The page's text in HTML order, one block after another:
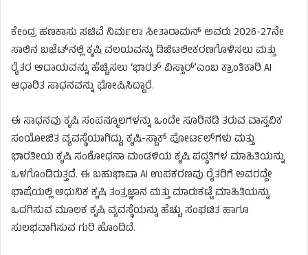
ಕೇಂದ್ರ ಹಣಕಾಸು ಸಚಿವೆ ನಿರ್ಮಲಾ ಸೀತಾರಾಮನ್ ಅವರು 2026-27ನೇ
ಸಾಲಿನ ಬಜೆಟ್‌ನಲ್ಲಿ ಕೃಷಿ ವಲಯವನ್ನು ಡಿಜಿಟಲೀಕರಣಗೊಳಿಸಲು ಮತ್ತು
ರೈತರ ಆದಾಯವನ್ನು ಹೆಚ್ಚಿಸಲು ‘ಭಾರತ್ ವಿಸ್ತಾರ್’ಎಂಬ ಕ್ರಾಂತಿಕಾರಿ AI
ಆಧಾರಿತ ಸಾಧನವನ್ನು ಘೋಷಿಸಿದ್ದಾರೆ.
ಈ ಸಾಧನವು ಕೃಷಿ ಸಂಪನ್ಮೂಲಗಳನ್ನು ಒಂದೇ ಸೂರಿನಡಿ ತರುವ ವಾಸ್ತವಿಕ
ಸಂಯೋಜಿತ ವ್ಯವಸ್ಥೆಯಾಗಿದ್ದು, ಕೃಷಿ-ಸ್ಟಾಕ್ ಪೋರ್ಟಲ್‌ಗಳು ಮತ್ತು
ಭಾರತೀಯ ಕೃಷಿ ಸಂಶೋಧನಾ ಮಂಡಳಿಯ ಕೃಷಿ ಪದ್ಧತಿಗಳ ಮಾಹಿತಿಯನ್ನು
ಒಳಗೊಂಡಿರುತ್ತದೆ. ಈ ಬಹುಭಾಷಾ AI ಉಪಕರಣವು ರೈತರಿಗೆ ಅವರದ್ದೇ
ಭಾಷೆಯಲ್ಲಿ ಆಧುನಿಕ ಕೃಷಿ ತಂತ್ರಜ್ಞಾನ ಮತ್ತು ಮಾರುಕಟ್ಟೆ ಮಾಹಿತಿಯನ್ನು
ಒದಗಿಸುವ ಮೂಲಕ ಕೃಷಿ ವ್ಯವಸ್ಥೆಯನ್ನು ಹೆಚ್ಚು ಸಂಘಟಿತ ಹಾಗೂ
ಸುಲಭವಾಗಿಸುವ ಗುರಿ ಹೊಂದಿದೆ.